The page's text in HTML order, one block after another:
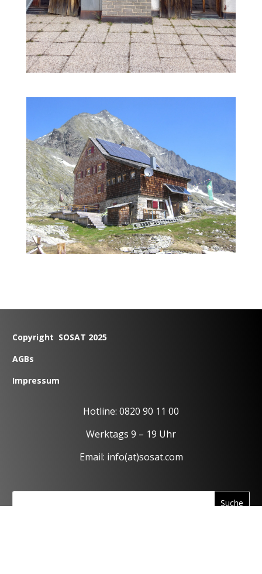
Copyright SOSAT 2025
AGBs
Impressum
Hotline: 0820 90 11 00
Werktags 9 – 19 Uhr
Email: info(at)sosat.com